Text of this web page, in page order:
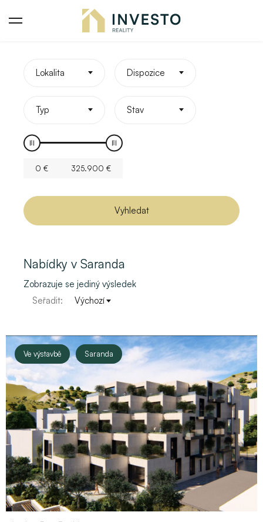
Lokalita Dispozice
Typ Stav
0 € 325.900 €
Vyhledat
Nabídky v Saranda
Zobrazuje se jediný výsledek
Seřadit:
Výchozí
Ve výstavbě Saranda